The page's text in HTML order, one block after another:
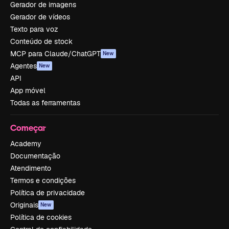
Gerador de imagens
Gerador de vídeos
Texto para voz
Conteúdo de stock
MCP para Claude/ChatGPT New
Agentes New
API
App móvel
Todas as ferramentas
Começar
Academy
Documentação
Atendimento
Termos e condições
Política de privacidade
Originais New
Política de cookies